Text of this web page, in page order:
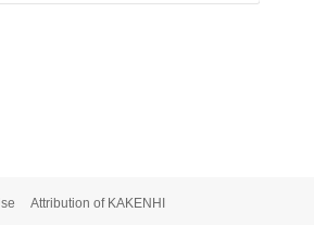
Attribution of KAKENHI